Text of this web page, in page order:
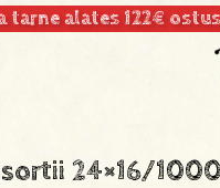
tarne alates 122€
24×16/